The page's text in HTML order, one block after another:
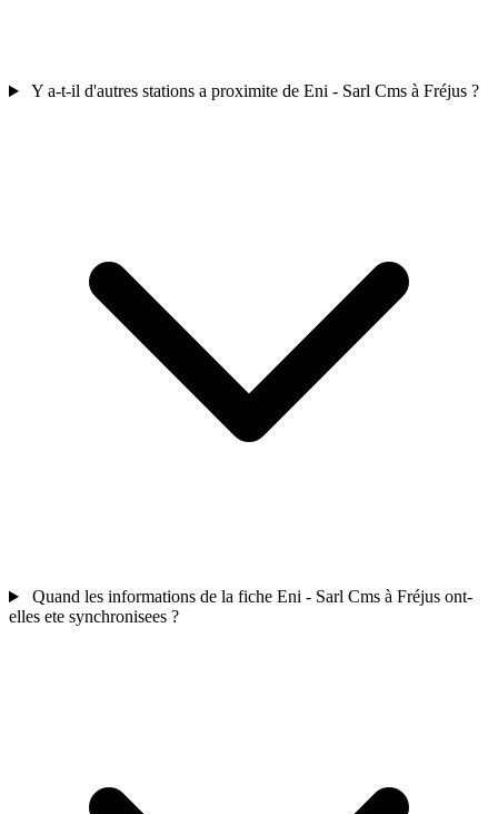
Y a-t-il d'autres stations a proximite de Eni - Sarl Cms à Fréjus ?
Quand les informations de la fiche Eni - Sarl Cms à Fréjus ont-
elles ete synchronisees ?